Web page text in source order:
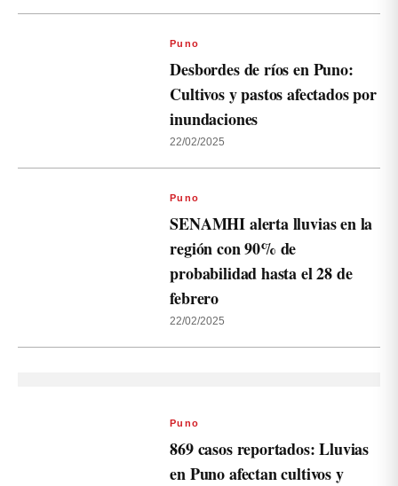
Puno
Desbordes de ríos en Puno:
Cultivos y pastos afectados por
inundaciones
22/02/2025
Puno
SENAMHI alerta lluvias en la
región con 90% de
probabilidad hasta el 28 de
febrero
22/02/2025
Puno
869 casos reportados: Lluvias
en Puno afectan cultivos y